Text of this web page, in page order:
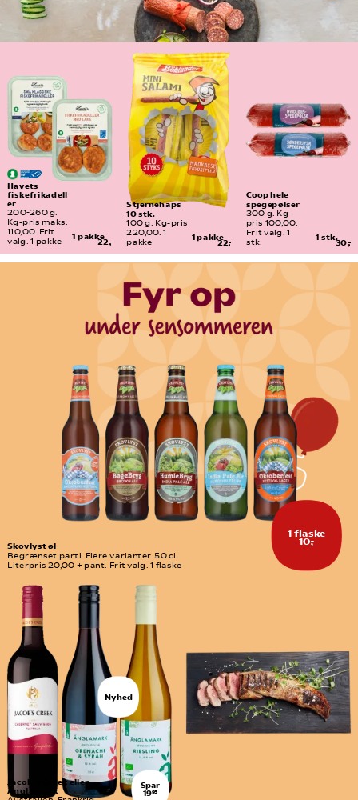
1 pakke
22,-
Havets
fiskefrikadell
er
200-260 g.
Kg-pris maks.
110,00. Frit
valg. 1 pakke
1 pakke
22,-
Stjernehaps
10 stk.
100 g. Kg-pris
220,00. 1
pakke
1 stk.
30,-
Coop hele
spegepølser
300 g. Kg-
pris 100,00.
Frit valg. 1
stk.
Jacob´s Creek eller
Änglamark
Spar
1995
1 flaske
10,-
Skovlyst øl
Begrænset parti. Flere varianter. 50 cl.
Literpris 20,00 + pant. Frit valg. 1 flaske
Nyhed